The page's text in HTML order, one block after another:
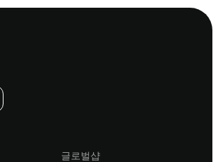
글로벌샵